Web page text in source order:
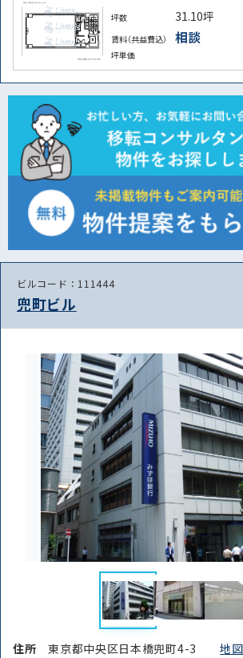
坪数 31.10坪
賃料（共益費込） 相談
坪単価
ビルコード：111444
兜町ビル
住所東京都中央区日本橋兜町4-3地